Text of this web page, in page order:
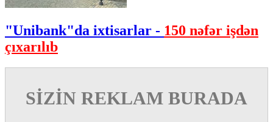
"Unibank"da ixtisarlar - 150 nəfər işdən
çıxarılıb
SİZİN REKLAM BURADA